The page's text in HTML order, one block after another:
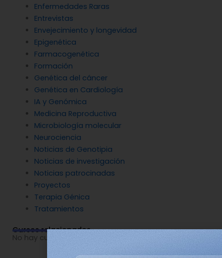
Enfermedades Raras
Entrevistas
Envejecimiento y longevidad
Epigenética
Farmacogenética
Formación
Genética del cáncer
Genética en Cardiología
IA y Genómica
Medicina Reproductiva
Microbiología molecular
Neurociencia
Noticias de Genotipia
Noticias de investigación
Noticias patrocinadas
Proyectos
Terapia Génica
Tratamientos
Cursos relacionados
No hay cursos relacionados o imágenes disponibles.